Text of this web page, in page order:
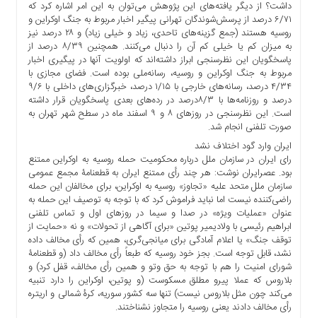
برگه
نمونه
تعرفه
درباره
داشت؟ از دیگر یافته‌های این پژوهش می‌توان به این امر اشاره کرد که
۶/۷۱ درصد از پرسش‌شوندگان تهرانی پیگیر اخبار مربوط به جنگ اوکراین و
روسیه هستند (جمع گزینه‌های تاحدی، زیاد و خیلی زیاد) و ۲۸ درصد نیز
به میزان کم یا خیلی کم آن را دنبال می‌کنند. همچنین ۸/۳۹ درصد از
پاسخگویان این نظرسنجی ابراز داشته‌اند که اولویت آنها در پیگیری اخبار
مربوط به جنگ اوکراین و روسیه، رسانه‌ملی بوده است. فضای مجازی با
۴/۳۴ درصد، رسانه‌های خارجی با ۱/۱۵ درصد، خبرگزاری‌های داخلی با ۹/۶
درصد و روزنامه‌ها با ۸/۳درصد در رده‌های بعدی پاسخگویان قرار داشته
است. این نظرسنجی در روزهای ۸ و ۹ اسفند ماه در سطح شهر تهران به
صورت تلفنی انجام شد.
ایران وارد گود اختلاف نشد
رای ایران در سازمان ملل درباره محکومیت حمله روسیه به اوکراین ممتنع
بود. عصرایران نوشت: هر چند رأی ممتنع ایران به قطعنامۀ مجمع عمومی
سازمان ملل متحد علیه «تجاوز» روسیه به اوکراین، برای مخالفان این حمله
راضی‌کننده نیست اما نباید فراموش کرد که با توجه به توصیف این حمله به
عنوان «عملیات ویژه» در صدا و سیما در روزهای اول و تماس تلفنی
ابراهیم رئیسی با ولادیمیر پوتین «برای آگاهی از تحولات» و نه «حمایت از
توقف جنگ» یا اعلام آمادگی برای میانجی‌گری، همین که رأی مخالف داده
نشد، قابل توجه است. بجز خود روسیه که طبعاً رأی مخالف داد (و قطعنامۀ
شورای امنیت را هم با توجه به حق وتو و همین رأی مخالف، قفل کرد) و
بلاروس که عملا پیرو مطلق مسکوست (و پوتین، اوکراین را دارد تنبیه
می‌کند چون مثل بلاروس نیست) تنها سه کشور سوریه، کرۀ شمالی و اریتره
رأی مخالف دادند یعنی روسیه را متجاوز نشناختند.